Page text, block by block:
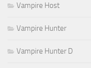
Vampire Host
Vampire Hunter
Vampire Hunter D